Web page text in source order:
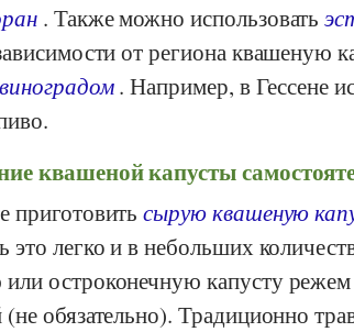
. Также можно использовать
от региона квашеную
виноградом. Например, в Гессене
квашеной капусты
приготовитьсырую квашеную
это легко и в небольших
остроконечную капусту
(не обязательно). Традиционно